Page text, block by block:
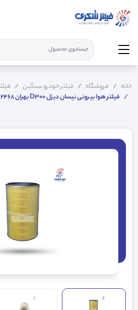
خانه فروشگاه فیلتر خودرو سنگین
فیلتر هوا بیرونی نیسان دیزل D300 بهران GH2468